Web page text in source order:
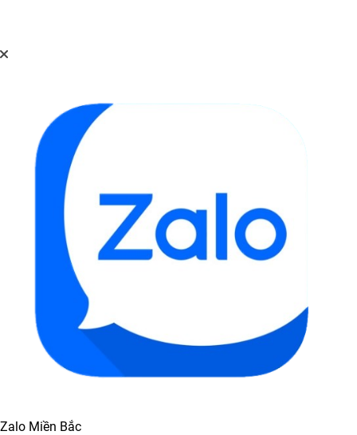
Zalo Miền Bắc